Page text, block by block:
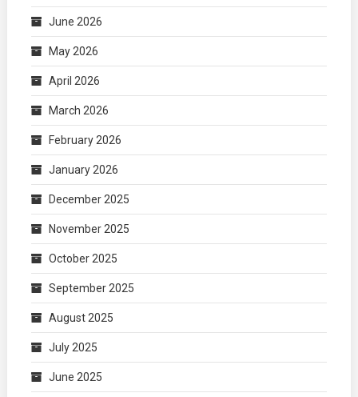
June 2026
May 2026
April 2026
March 2026
February 2026
January 2026
December 2025
November 2025
October 2025
September 2025
August 2025
July 2025
June 2025